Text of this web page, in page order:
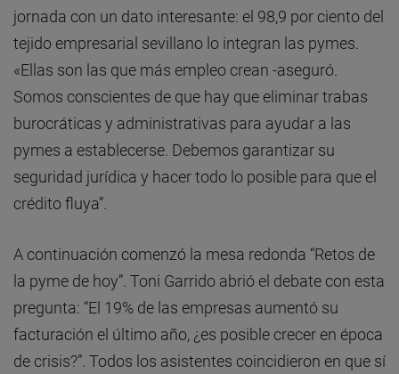
jornada con un dato interesante: el 98,9 por ciento del
tejido empresarial sevillano lo integran las pymes.
«Ellas son las que más empleo crean -aseguró.
Somos conscientes de que hay que eliminar trabas
burocráticas y administrativas para ayudar a las
pymes a establecerse. Debemos garantizar su
seguridad jurídica y hacer todo lo posible para que el
crédito fluya”.
A continuación comenzó la mesa redonda “Retos de
la pyme de hoy”. Toni Garrido abrió el debate con esta
pregunta: “El 19% de las empresas aumentó su
facturación el último año, ¿es posible crecer en época
de crisis?”. Todos los asistentes coincidieron en que sí